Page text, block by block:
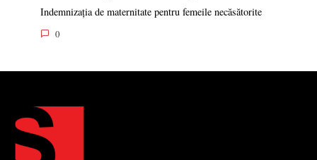
Indemnizația de maternitate pentru femeile necăsătorite
0